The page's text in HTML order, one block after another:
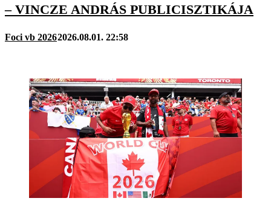
– VINCZE ANDRÁS PUBLICISZTIKÁJA
Foci vb 20262026.08.01. 22:58